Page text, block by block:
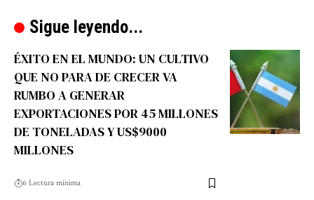
Sigue leyendo...
ÉXITO EN EL MUNDO: UN CULTIVO
QUE NO PARA DE CRECER VA
RUMBO A GENERAR
EXPORTACIONES POR 45 MILLONES
DE TONELADAS Y US$9000
MILLONES
6 Lectura mínima